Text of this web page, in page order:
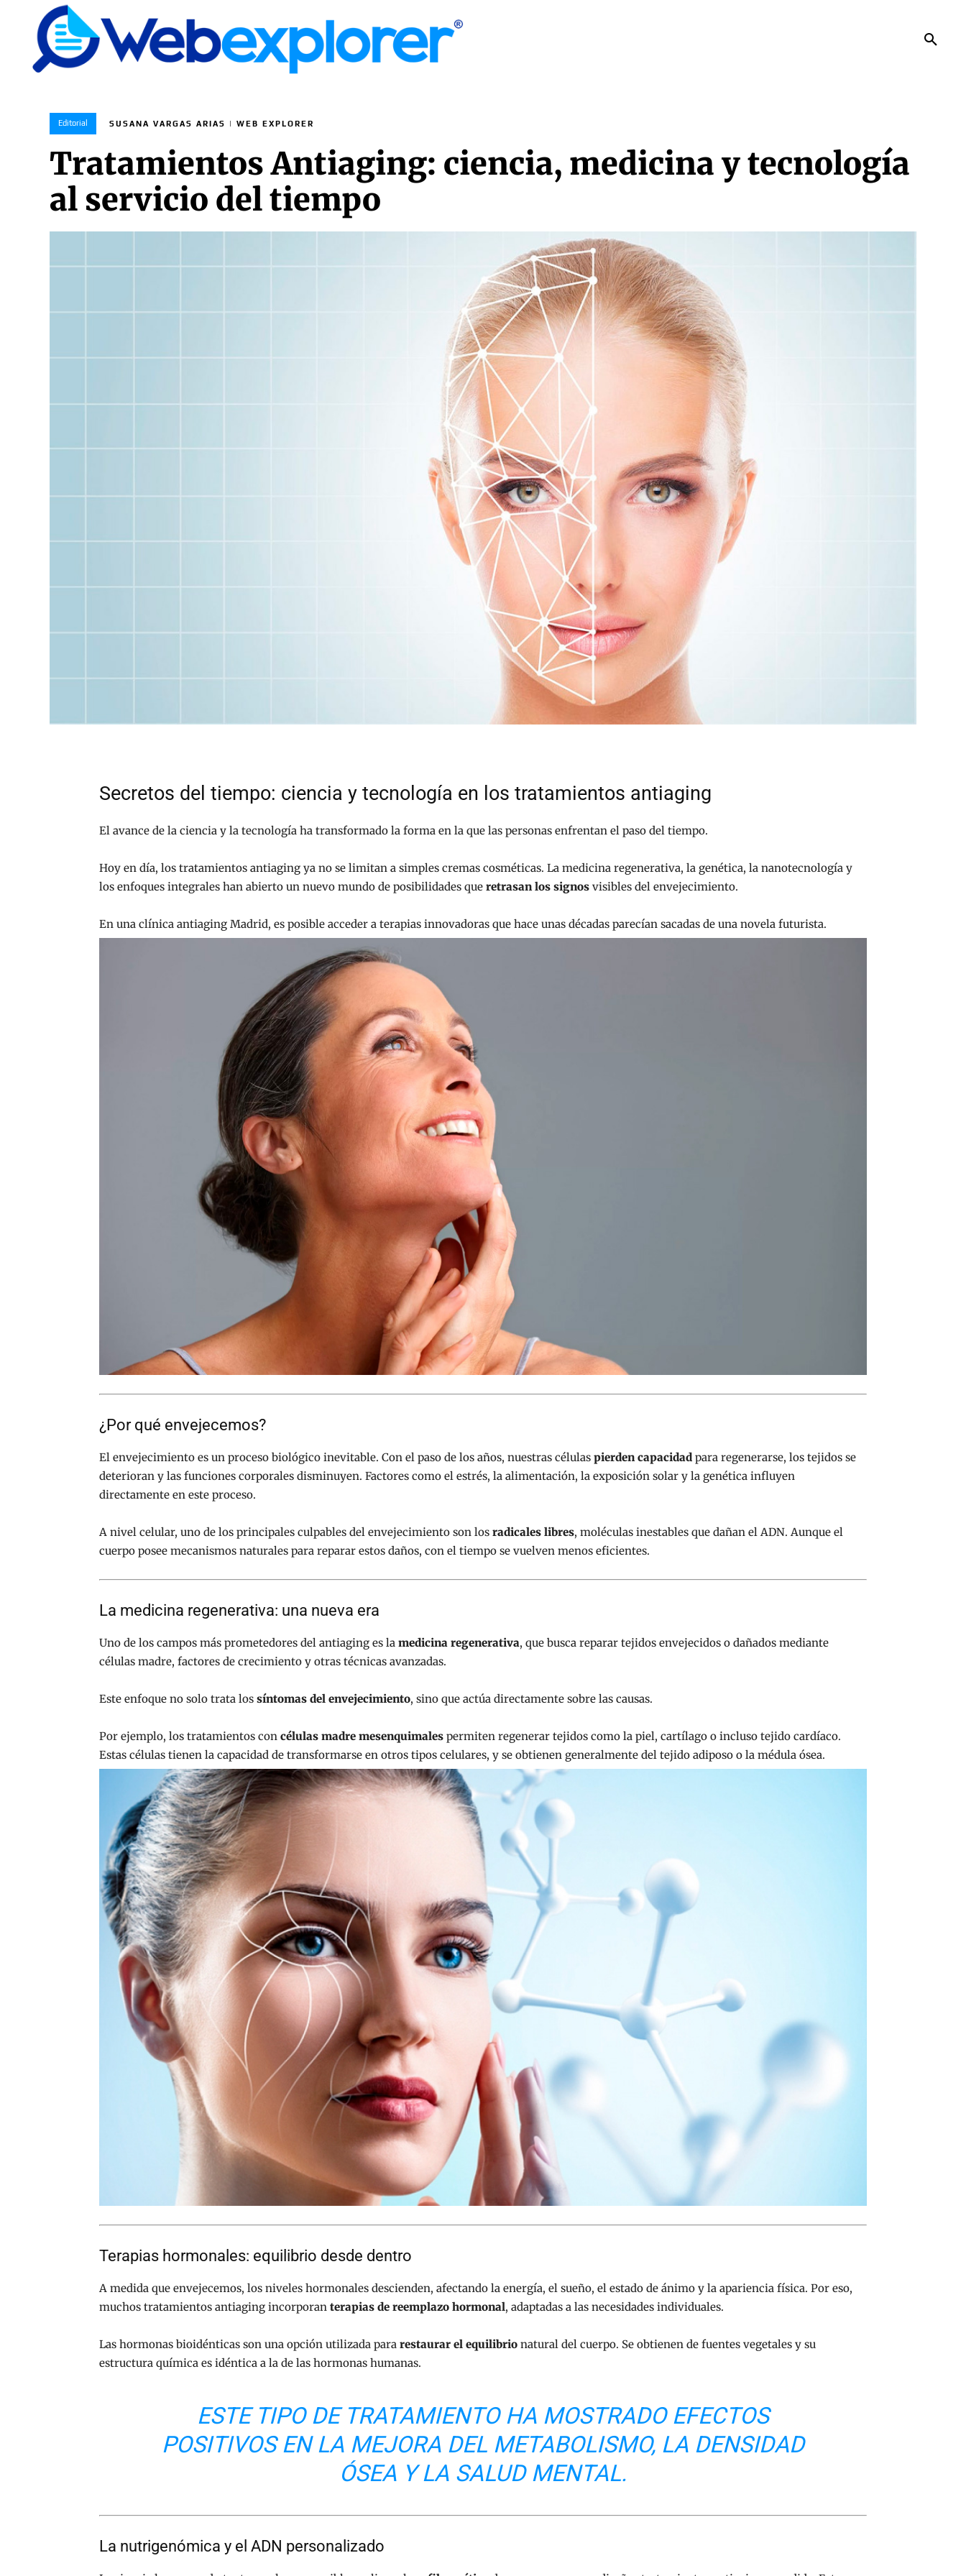
Editorial SUSANA VARGAS ARIAS | WEB EXPLORER
Tratamientos Antiaging: ciencia, medicina y tecnología
al servicio del tiempo
Secretos del tiempo: ciencia y tecnología en los tratamientos antiaging
El avance de la ciencia y la tecnología ha transformado la forma en la que las personas enfrentan el paso del tiempo.
Hoy en día, los tratamientos antiaging ya no se limitan a simples cremas cosméticas. La medicina regenerativa, la genética, la nanotecnología y
los enfoques integrales han abierto un nuevo mundo de posibilidades que retrasan los signos visibles del envejecimiento.
En una clínica antiaging Madrid, es posible acceder a terapias innovadoras que hace unas décadas parecían sacadas de una novela futurista.
¿Por qué envejecemos?
El envejecimiento es un proceso biológico inevitable. Con el paso de los años, nuestras células pierden capacidad para regenerarse, los tejidos se
deterioran y las funciones corporales disminuyen. Factores como el estrés, la alimentación, la exposición solar y la genética influyen
directamente en este proceso.
A nivel celular, uno de los principales culpables del envejecimiento son los radicales libres, moléculas inestables que dañan el ADN. Aunque el
cuerpo posee mecanismos naturales para reparar estos daños, con el tiempo se vuelven menos eficientes.
La medicina regenerativa: una nueva era
Uno de los campos más prometedores del antiaging es la medicina regenerativa, que busca reparar tejidos envejecidos o dañados mediante
células madre, factores de crecimiento y otras técnicas avanzadas.
Este enfoque no solo trata los síntomas del envejecimiento, sino que actúa directamente sobre las causas.
Por ejemplo, los tratamientos con células madre mesenquimales permiten regenerar tejidos como la piel, cartílago o incluso tejido cardíaco.
Estas células tienen la capacidad de transformarse en otros tipos celulares, y se obtienen generalmente del tejido adiposo o la médula ósea.
Terapias hormonales: equilibrio desde dentro
A medida que envejecemos, los niveles hormonales descienden, afectando la energía, el sueño, el estado de ánimo y la apariencia física. Por eso,
muchos tratamientos antiaging incorporan terapias de reemplazo hormonal, adaptadas a las necesidades individuales.
Las hormonas bioidénticas son una opción utilizada para restaurar el equilibrio natural del cuerpo. Se obtienen de fuentes vegetales y su
estructura química es idéntica a la de las hormonas humanas.
ESTE TIPO DE TRATAMIENTO HA MOSTRADO EFECTOS
POSITIVOS EN LA MEJORA DEL METABOLISMO, LA DENSIDAD
ÓSEA Y LA SALUD MENTAL.
La nutrigenómica y el ADN personalizado